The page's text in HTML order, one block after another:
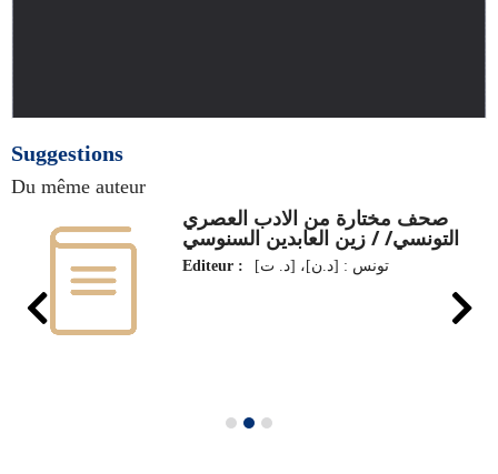
Suggestions
Du même auteur
صحف مختارة من الادب العصري
التونسي/ / زين العابدين السنوسي
Editeur : تونس : [د.ن]، [د. ت]